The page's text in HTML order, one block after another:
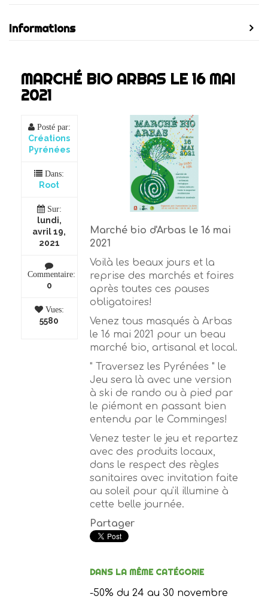
Informations
MARCHÉ BIO ARBAS LE 16 MAI
2021
Posté par:
Créations
Pyrénées
Dans:
Root
Sur:
lundi,
avril 19,
2021
Commentaire:
0
Vues:
5580
Marché bio d'Arbas le 16 mai
2021
Voilà les beaux jours et la
reprise des marchés et foires
après toutes ces pauses
obligatoires!
Venez tous masqués à Arbas
le 16 mai 2021 pour un beau
marché bio, artisanal et local.
" Traversez les Pyrénées " le
Jeu sera là avec une version
à ski de rando ou à pied par
le piémont en passant bien
entendu par le Comminges!
Venez tester le jeu et repartez
avec des produits locaux,
dans le respect des règles
sanitaires avec invitation faite
au soleil pour qu'il illumine à
cette belle journée.
Partager
DANS LA MÊME CATÉGORIE
-50% du 24 au 30 novembre